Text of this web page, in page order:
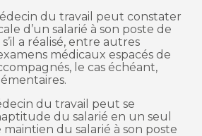
du travail peut constater
d’un salarié à son poste de
a réalisé, entre autres
médicaux espacés de
le cas échéant,
du travail peut se
du salarié en un seul
du salarié à son poste